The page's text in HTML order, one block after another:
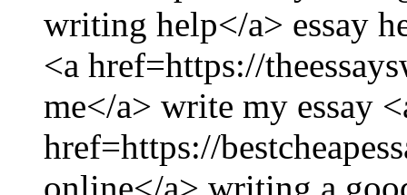
writing help</a> essay
<a href=https://
me</a> write my essay
href=https://
online</a> writing a